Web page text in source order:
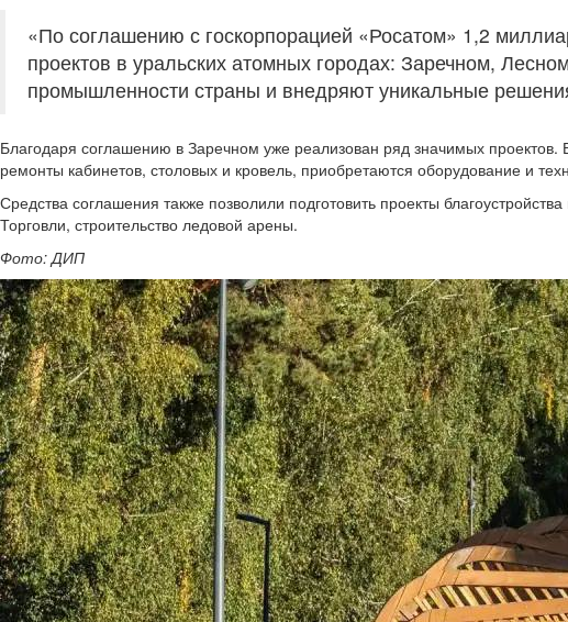
«По соглашению с госкорпорацией «Росатом» 1,2
проектов в уральских атомных городах: Заречном,
промышленности страны и внедряют уникальные
Благодаря соглашению в Заречном уже реализован ряд значимых
ремонты кабинетов, столовых и кровель, приобретаются оборудование и
Средства соглашения также позволили подготовить проекты
Торговли, строительство ледовой арены.
Фото: ДИП